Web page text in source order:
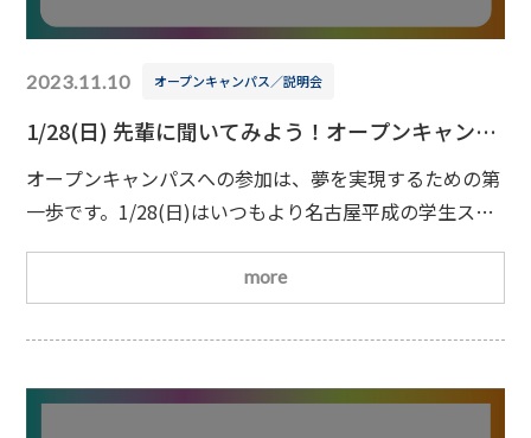
2023.11.10 オープンキャンパス／説明会
1/28(日) 先輩に聞いてみよう！オープンキャンパ
ス
オープンキャンパスへの参加は、夢を実現するための第
一歩です。1/28(日)はいつもより名古屋平成の学生スタ
ッフとたくさん話す時間を設けています。なぜ名古屋平
成に入学したのか？勉強は難しいか？実習は大変なの
か？など、気になることを聞いてみましょう
皆さまの
ご参加を心よりお待ちしております
日時
屋平成看護医療専門学校
持ち物特
more